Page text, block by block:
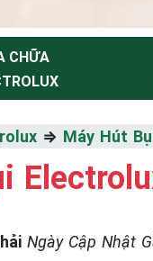
Tối Thiểu
CHỮA
⇒ Máy Hút
Ngày Cập Nhật